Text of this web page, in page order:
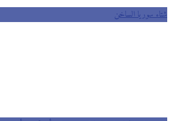
شتاء سوريا الساخن